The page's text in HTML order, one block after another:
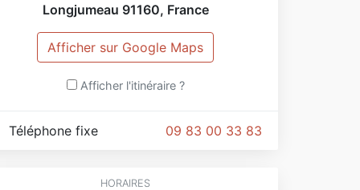
Longjumeau 91160, France
Afficher sur Google Maps
Afficher l'itinéraire ?
09 83 00 33 83
Téléphone fixe
HORAIRES